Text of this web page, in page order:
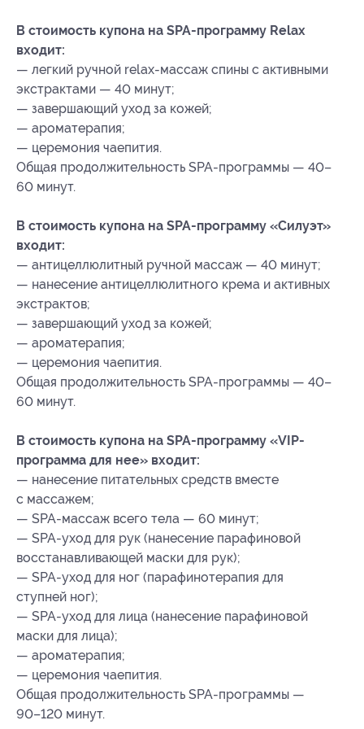
В стоимость купона на SPA-программу Relax
входит:
— легкий ручной relax-массаж спины с активными
экстрактами — 40 минут;
— завершающий уход за кожей;
— ароматерапия;
— церемония чаепития.
Общая продолжительность SPA-программы — 40–
60 минут.
В стоимость купона на SPA-программу «Силуэт»
входит:
— антицеллюлитный ручной массаж — 40 минут;
— нанесение антицеллюлитного крема и активных
экстрактов;
— завершающий уход за кожей;
— ароматерапия;
— церемония чаепития.
Общая продолжительность SPA-программы — 40–
60 минут.
В стоимость купона на SPA-программу «VIP-
программа для нее» входит:
— нанесение питательных средств вместе
с массажем;
— SPA-массаж всего тела — 60 минут;
— SPA-уход для рук (нанесение парафиновой
восстанавливающей маски для рук);
— SPA-уход для ног (парафинотерапия для
ступней ног);
— SPA-уход для лица (нанесение парафиновой
маски для лица);
— ароматерапия;
— церемония чаепития.
Общая продолжительность SPA-программы —
90–120 минут.